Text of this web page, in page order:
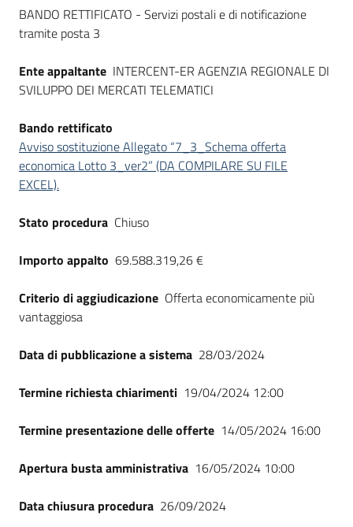
Dati del bando
BANDO RETTIFICATO - Servizi postali e di notificazione
tramite posta 3
Ente appaltante INTERCENT-ER AGENZIA REGIONALE DI
SVILUPPO DEI MERCATI TELEMATICI
Bando rettificato
Avviso sostituzione Allegato “7_3_Schema offerta
economica Lotto 3_ver2” (DA COMPILARE SU FILE
EXCEL).
Stato procedura Chiuso
Importo appalto 69.588.319,26 €
Criterio di aggiudicazione Offerta economicamente più
vantaggiosa
Data di pubblicazione a sistema 28/03/2024
Termine richiesta chiarimenti 19/04/2024 12:00
Termine presentazione delle offerte 14/05/2024 16:00
Apertura busta amministrativa 16/05/2024 10:00
Data chiusura procedura 26/09/2024